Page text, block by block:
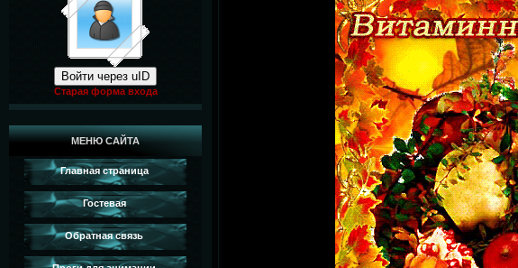
Войти через uID
Старая форма входа
МЕНЮ САЙТА
Главная страница
Гостевая
Обратная связь